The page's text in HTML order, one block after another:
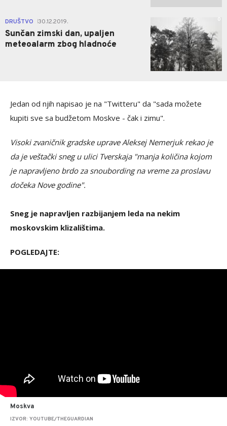
DRUŠTVO 30.12.2019.
Sunčan zimski dan, upaljen
meteoalarm zbog hladnoće
0
Jedan od njih napisao je na "Twitteru" da "sada možete
kupiti sve sa budžetom Moskve - čak i zimu".
Visoki zvaničnik gradske uprave Aleksej Nemerjuk rekao je
da je veštački sneg u ulici Tverskaja "manja količina kojom
je napravljeno brdo za snoubording na vreme za proslavu
dočeka Nove godine".
Sneg je napravljen razbijanjem leda na nekim
moskovskim klizalištima.
POGLEDAJTE:
Moskva
IZVOR: YOUTUBE/THEGUARDIAN